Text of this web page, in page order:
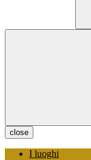
close
I luoghi